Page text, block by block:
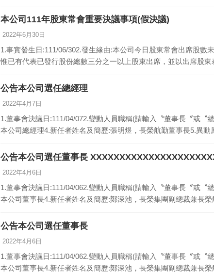
本公司111年股東常會重要決議事項(假決議)
2022年6月30日
1.事實發生日:111/06/302.發生緣由:本公司今日股東常會出席股數
惟已有代表已發行股份總數三分之一以上股東出席，並以出席股
公告本公司選任總經理
2022年4月7日
1.董事會決議日:111/04/072.變動人員職稱(請輸入〝董事長〞或〝
本公司總經理4.新任者姓名及簡歷:張明煜，長榮航勤董事長5.異
公告本公司選任董事長
2022年4月6日
1.董事會決議日:111/04/062.變動人員職稱(請輸入〝董事長〞或〝
本公司董事長4.新任者姓名及簡歷:鄭深池，長榮集團副總裁兼長
公告本公司選任董事長
2022年4月6日
1.董事會決議日:111/04/062.變動人員職稱(請輸入〝董事長〞或〝
本公司董事長4.新任者姓名及簡歷:鄭深池，長榮集團副總裁兼長